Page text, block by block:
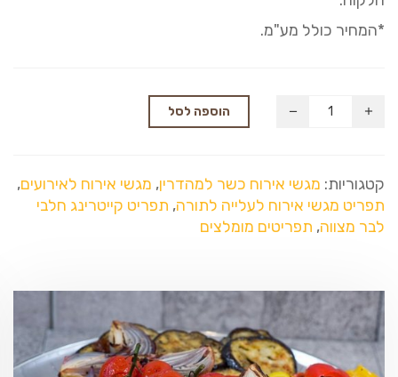
*המחיר כולל מע"מ.
הוספה לסל
קטגוריות: מגשי אירוח כשר למהדרין, מגשי אירוח לאירועים,
תפריט מגשי אירוח לעלייה לתורה, תפריט קייטרינג חלבי
לבר מצווה, תפריטים מומלצים